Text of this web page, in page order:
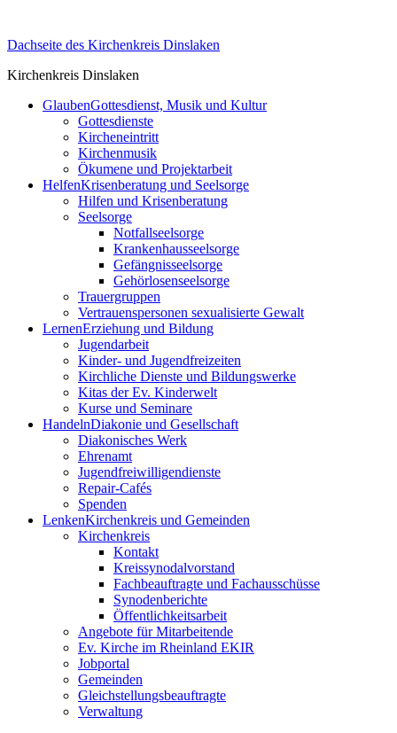
content
Dachseite des Kirchenkreis Dinslaken
Kirchenkreis Dinslaken
GlaubenGottesdienst, Musik und Kultur
Gottesdienste
Kircheneintritt
Kirchenmusik
Ökumene und Projektarbeit
HelfenKrisenberatung und Seelsorge
Hilfen und Krisenberatung
Seelsorge
Notfallseelsorge
Krankenhausseelsorge
Gefängnisseelsorge
Gehörlosenseelsorge
Trauergruppen
Vertrauenspersonen sexualisierte Gewalt
LernenErziehung und Bildung
Jugendarbeit
Kinder- und Jugendfreizeiten
Kirchliche Dienste und Bildungswerke
Kitas der Ev. Kinderwelt
Kurse und Seminare
HandelnDiakonie und Gesellschaft
Diakonisches Werk
Ehrenamt
Jugendfreiwilligendienste
Repair-Cafés
Spenden
LenkenKirchenkreis und Gemeinden
Kirchenkreis
Kontakt
Kreissynodalvorstand
Fachbeauftragte und Fachausschüsse
Synodenberichte
Öffentlichkeitsarbeit
Angebote für Mitarbeitende
Ev. Kirche im Rheinland EKIR
Jobportal
Gemeinden
Gleichstellungs­­­beauftragte
Verwaltung